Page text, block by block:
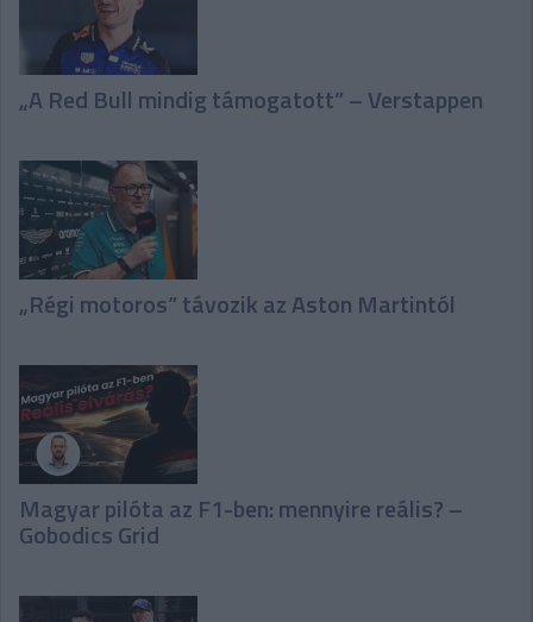
„A Red Bull mindig támogatott” – Verstappen
„Régi motoros” távozik az Aston Martintól
Magyar pilóta az F1-ben: mennyire reális? –
Gobodics Grid